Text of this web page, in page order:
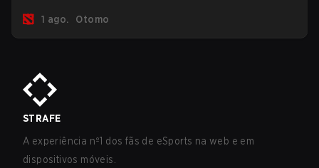
maiores problemas do jogo.
1 ago. Otomo
STRAFE
A experiência nº1 dos fãs de eSports na web e em
dispositivos móveis.